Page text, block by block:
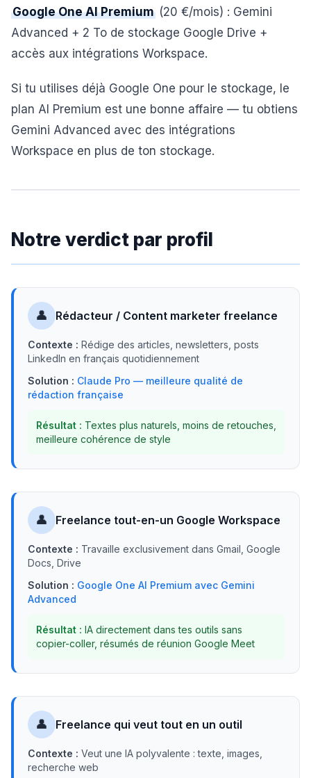
Google One AI Premium (20 €/mois) : Gemini
Advanced + 2 To de stockage Google Drive +
accès aux intégrations Workspace.
Si tu utilises déjà Google One pour le stockage, le
plan AI Premium est une bonne affaire — tu obtiens
Gemini Advanced avec des intégrations
Workspace en plus de ton stockage.
Notre verdict par profil
👤 Rédacteur / Content marketer freelance
Contexte : Rédige des articles, newsletters, posts
LinkedIn en français quotidiennement
Solution : Claude Pro — meilleure qualité de
rédaction française
Résultat : Textes plus naturels, moins de retouches,
meilleure cohérence de style
👤 Freelance tout-en-un Google Workspace
Contexte : Travaille exclusivement dans Gmail, Google
Docs, Drive
Solution : Google One AI Premium avec Gemini
Advanced
Résultat : IA directement dans tes outils sans
copier-coller, résumés de réunion Google Meet
👤 Freelance qui veut tout en un outil
Contexte : Veut une IA polyvalente : texte, images,
recherche web